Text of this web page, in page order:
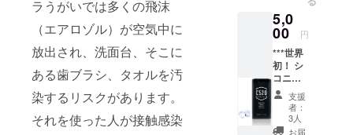
ラうがいでは多くの飛沫
（エアロゾル）が空気中に
放出され、洗面台、そこに
ある歯ブラシ、タオルを汚
染するリスクがあります。
それを使った人が接触感染
（Aセッ
ト）は
必ず
入って
いま
す。プ
ラスαは
あけて
からの
つかぶ
れに
も。 消
毒、マ
スクに
疲れた
肌はこ
れで休
めてあ
げま
康・美
容を向
上させ
れば、
おのず
と心も
明るく
なり、
心身共
に健や
5,0
00 円
***世界
初！ シ
コニン
配合
「タブ
レット
型 歯磨
支援
者：
3人
お届